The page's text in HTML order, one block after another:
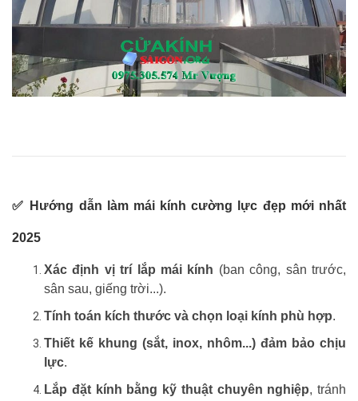
✅ Hướng dẫn làm mái kính cường lực đẹp mới nhất
2025
Xác định vị trí lắp mái kính (ban công, sân trước,
sân sau, giếng trời...).
Tính toán kích thước và chọn loại kính phù hợp.
Thiết kế khung (sắt, inox, nhôm...) đảm bảo chịu
lực.
Lắp đặt kính bằng kỹ thuật chuyên nghiệp, tránh